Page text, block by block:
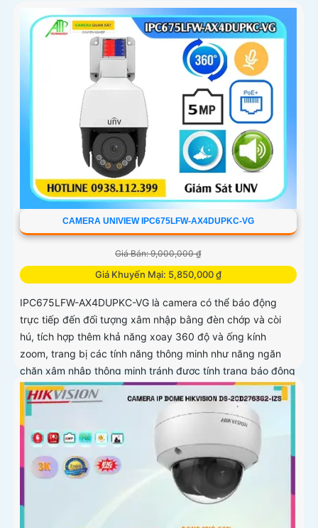
CAMERA UNIVIEW IPC675LFW-AX4DUPKC-VG
Giá Bán: 9,000,000 ₫
Giá Khuyến Mại: 5,850,000 ₫
IPC675LFW-AX4DUPKC-VG là camera có thể báo động
trực tiếp đến đối tượng xâm nhập bằng đèn chớp và còi
hú, tích hợp thêm khả năng xoay 360 độ và ống kính
zoom, trang bị các tính năng thông minh như năng ngăn
chăn xâm nhập thông minh tránh được tính trạng báo động
giả